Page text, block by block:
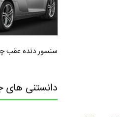
سنسور دنده عقب
دانستنی های